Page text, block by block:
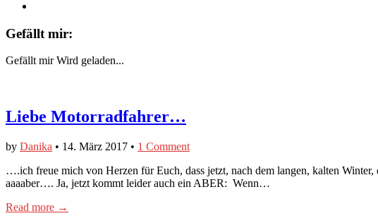
Gefällt mir:
Gefällt mir Wird geladen...
Liebe Motorradfahrer…
by Danika • 14. März 2017 • 1 Comment
….ich freue mich von Herzen für Euch, dass jetzt, nach dem langen, kalten
aaaaber…. Ja, jetzt kommt leider auch ein ABER: Wenn…
Read more →